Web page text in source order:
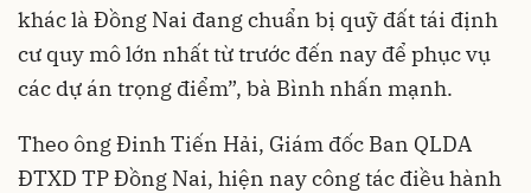
khác là Đồng Nai đang chuẩn bị quỹ đất tái định
cư quy mô lớn nhất từ trước đến nay để phục vụ
các dự án trọng điểm”, bà Bình nhấn mạnh.
Theo ông Đinh Tiến Hải, Giám đốc Ban QLDA
ĐTXD TP Đồng Nai, hiện nay công tác điều hành